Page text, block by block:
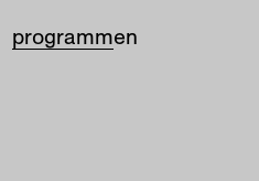
programmen